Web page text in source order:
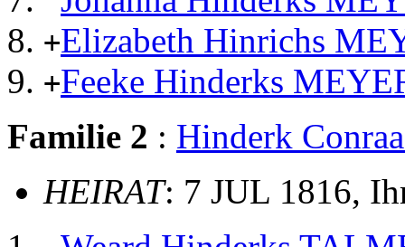
+Elizabeth Hinrichs
+Feeke Hinderks
Familie 2 : Hinderk
HEIRAT: 7 JUL 1816,